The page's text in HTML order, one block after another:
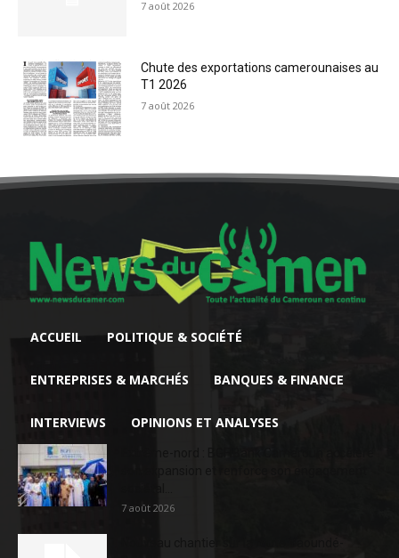
7 août 2026
Chute des exportations camerounaises au
T1 2026
7 août 2026
ACCUEIL POLITIQUE & SOCIÉTÉ
ENTREPRISES & MARCHÉS BANQUES & FINANCE
INTERVIEWS OPINIONS ET ANALYSES
7 août 2026